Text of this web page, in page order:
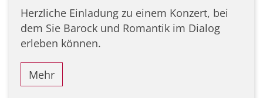
Herzliche Einladung zu einem Konzert, bei
dem Sie Barock und Romantik im Dialog
erleben können.
Mehr